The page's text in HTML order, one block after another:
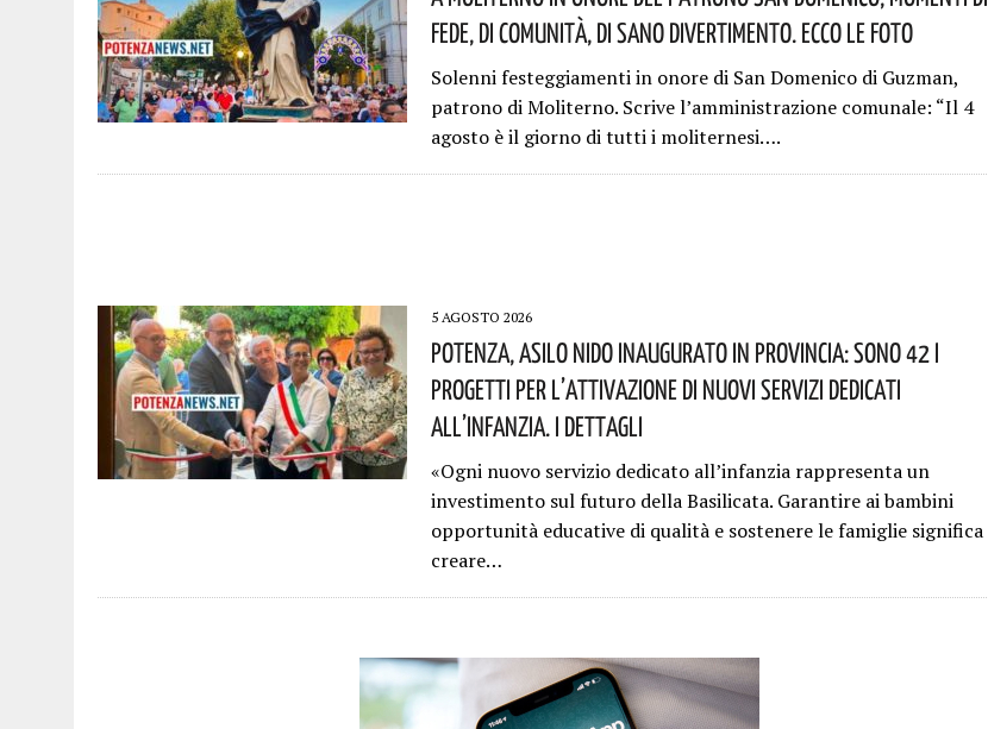
Fede, Di Comunità, Di Sano Divertimento. Ecco Le Foto
Solenni festeggiamenti in onore di San Domenico di Guzman,
patrono di Moliterno. Scrive l’amministrazione comunale: “Il 4
agosto è il giorno di tutti i moliternesi….
5 AGOSTO 2026
Potenza, Asilo Nido Inaugurato In Provincia: Sono 42 I
Progetti Per L’attivazione Di Nuovi Servizi Dedicati
All’infanzia. I Dettagli
«Ogni nuovo servizio dedicato all’infanzia rappresenta un
investimento sul futuro della Basilicata. Garantire ai bambini
opportunità educative di qualità e sostenere le famiglie significa
creare…